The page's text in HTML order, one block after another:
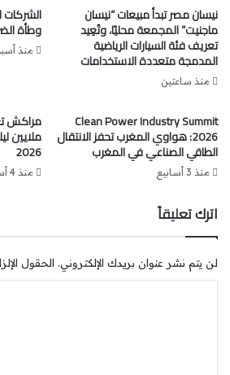
نيسان مصر تبدأ مبيعات “نيسان
ماجنيت” المجمعة محليًا، وتُعِيد
تعريف فئة السيارات الرياضية
المدمجة متعددة الاستخدامات
منذ ساعتين
الشركات
وطأة
منذ
Clean Power Industry Summit
2026: هواوي المغرب تحفز الانتقال
الطاقي الصناعي في المغرب
منذ 3 أسابيع
ملايين
2026
منذ 4 أسابيع
اترك تعليقاً
لن يتم نشر عنوان بريدك الإلكتروني. الحقول